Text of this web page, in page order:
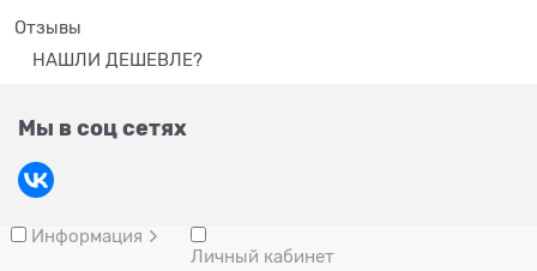
Отзывы
НАШЛИ ДЕШЕВЛЕ?
Мы в соц сетях
Информация
Личный кабинет